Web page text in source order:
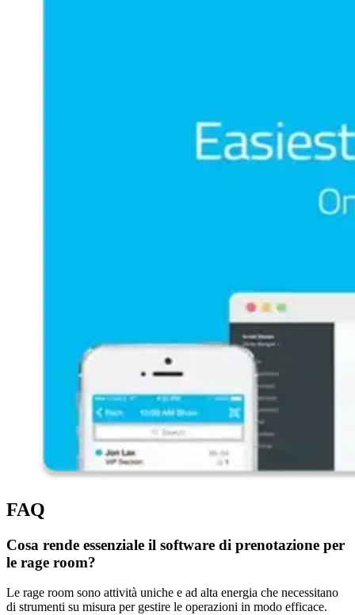
FAQ
Cosa rende essenziale il software di prenotazione per
le rage room?
Le rage room sono attività uniche e ad alta energia che necessitano
di strumenti su misura per gestire le operazioni in modo efficace.